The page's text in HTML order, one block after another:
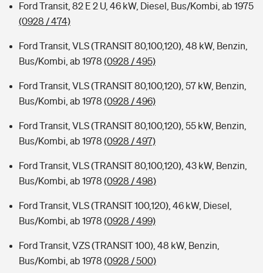
Ford Transit, 82 E 2 U, 46 kW, Diesel, Bus/Kombi, ab 1975
(0928 / 474)
Ford Transit, VLS (TRANSIT 80,100,120), 48 kW, Benzin,
Bus/Kombi, ab 1978 (0928 / 495)
Ford Transit, VLS (TRANSIT 80,100,120), 57 kW, Benzin,
Bus/Kombi, ab 1978 (0928 / 496)
Ford Transit, VLS (TRANSIT 80,100,120), 55 kW, Benzin,
Bus/Kombi, ab 1978 (0928 / 497)
Ford Transit, VLS (TRANSIT 80,100,120), 43 kW, Benzin,
Bus/Kombi, ab 1978 (0928 / 498)
Ford Transit, VLS (TRANSIT 100,120), 46 kW, Diesel,
Bus/Kombi, ab 1978 (0928 / 499)
Ford Transit, VZS (TRANSIT 100), 48 kW, Benzin,
Bus/Kombi, ab 1978 (0928 / 500)